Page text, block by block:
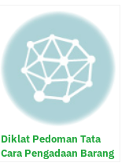
Diklat Pedoman Tata
Cara Pengadaan Barang